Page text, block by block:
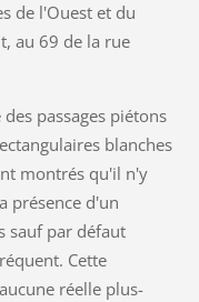
de l'Ouest et du
au 69 de la rue
passages piétons
blanches
montrés qu'il n'y
présence d'un
sauf par défaut
Cette
réelle plus-